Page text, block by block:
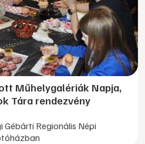
Műhelygalériák Napja,
Tára rendezvény
Gébárti Regionális Népi